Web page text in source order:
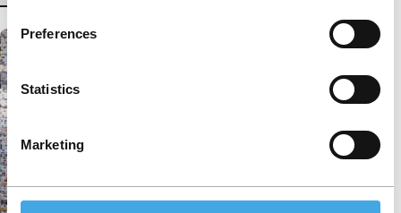
Preferences
Statistics
Marketing